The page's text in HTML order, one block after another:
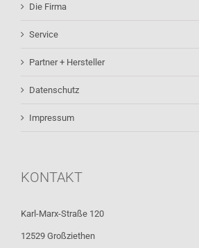
Die Firma
Service
Partner + Hersteller
Datenschutz
Impressum
KONTAKT
Karl-Marx-Straße 120
12529 Großziethen